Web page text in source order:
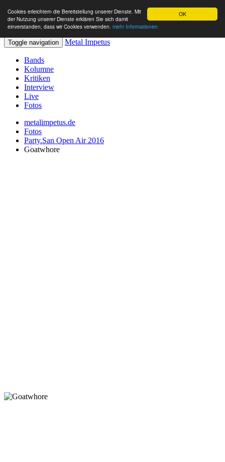
OK
Cookies erleichtern die Bereitstellung unserer Dienste. Mit
der Nutzung unserer Dienste erklären Sie sich damit
einverstanden, dass wir Cookies verwenden. mehr Informationen
Toggle navigation Metal Impetus
Bands
Kolumne
Kritiken
Interview
Live
Fotos
metalimpetus.de
Fotos
Party.San Open Air 2016
Goatwhore